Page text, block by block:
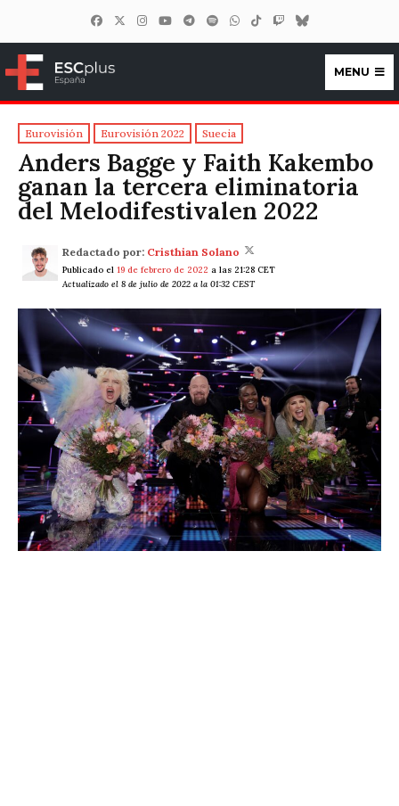
ESCplus España
MENU
Eurovisión Eurovisión 2022 Suecia
Anders Bagge y Faith Kakembo
ganan la tercera eliminatoria
del Melodifestivalen 2022
Redactado por: Cristhian Solano
Publicado el 19 de febrero de 2022 a las 21:28 CET
Actualizado el 8 de julio de 2022 a la 01:32 CEST